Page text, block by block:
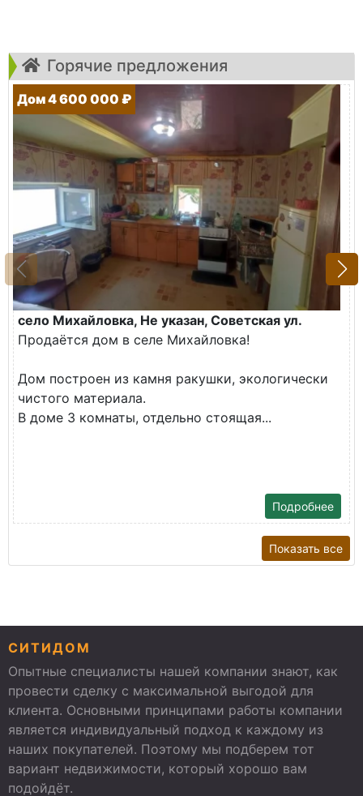
Горячие предложения
Дом 4 600 000 ₽
село Михайловка, Не указан, Советская ул.
Продаётся дом в селе Михайловка!
Дом построен из камня ракушки, экологически
чистого материала.
В доме 3 комнаты, отдельно стоящая...
Подробнее
Показать все
СИТИДОМ
Опытные специалисты нашей компании знают, как
провести сделку с максимальной выгодой для
клиента. Основными принципами работы компании
является индивидуальный подход к каждому из
наших покупателей. Поэтому мы подберем тот
вариант недвижимости, который хорошо вам
подойдёт.